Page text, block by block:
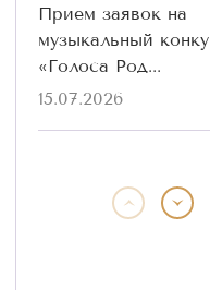
Прием заявок на
музыкальный
«Голоса Род...
15.07.2026
«Голоса Родины»